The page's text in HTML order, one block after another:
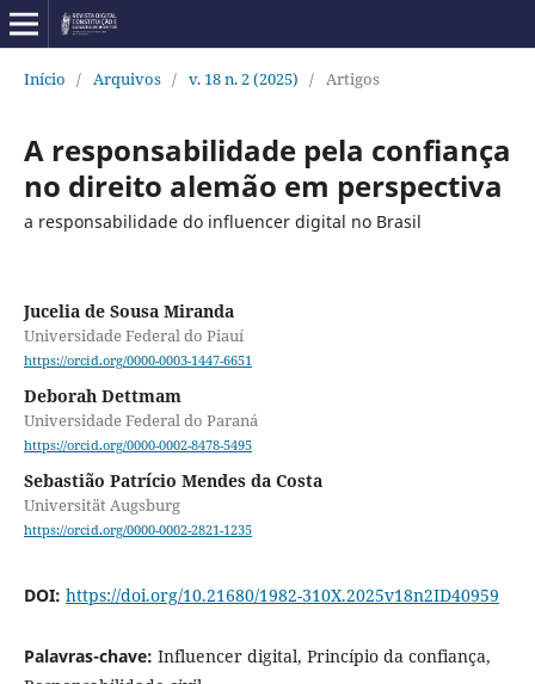
Início / Arquivos / v. 18 n. 2 (2025) / Artigos
A responsabilidade pela confiança
no direito alemão em perspectiva
a responsabilidade do influencer digital no Brasil
Jucelia de Sousa Miranda
Universidade Federal do Piauí
https://orcid.org/0000-0003-1447-6651
Deborah Dettmam
Universidade Federal do Paraná
https://orcid.org/0000-0002-8478-5495
Sebastião Patrício Mendes da Costa
Universität Augsburg
https://orcid.org/0000-0002-2821-1235
DOI: https://doi.org/10.21680/1982-310X.2025v18n2ID40959
Palavras-chave: Influencer digital, Princípio da confiança,